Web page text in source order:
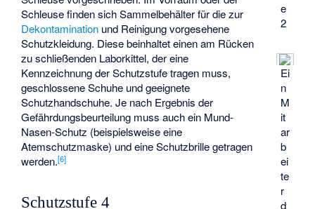
e
2
Ei
n
M
it
ar
b
ei
te
r
d
Schleuse finden sich Sammelbehälter für die zur
Dekontamination und Reinigung vorgesehene
Schutzkleidung. Diese beinhaltet einen am Rücken
zu schließenden Laborkittel, der eine
Kennzeichnung der Schutzstufe tragen muss,
geschlossene Schuhe und geeignete
Schutzhandschuhe. Je nach Ergebnis der
Gefährdungsbeurteilung muss auch ein Mund-
Nasen-Schutz (beispielsweise eine
Atemschutzmaske) und eine Schutzbrille getragen
werden.[6]
Schutzstufe 4